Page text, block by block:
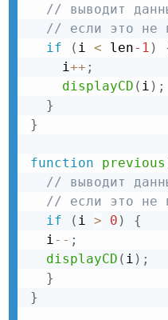
// выводит
// если это не
if
( i < len-1 )
    i
++ ;
displayCD ( i ) ;
}
}
function previous
// выводит
// если это не
if
( i > 0 )
{
  i
-- ;
displayCD ( i ) ;
}
}